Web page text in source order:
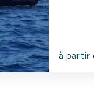
à partir